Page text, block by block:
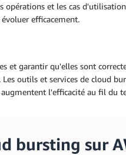
et les cas
efficacement.
et garantir qu'elles sont
outils et services de cloud
l'efficacité au fil du
bursting sur